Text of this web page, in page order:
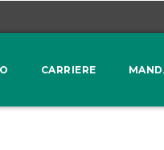
CARRIERE